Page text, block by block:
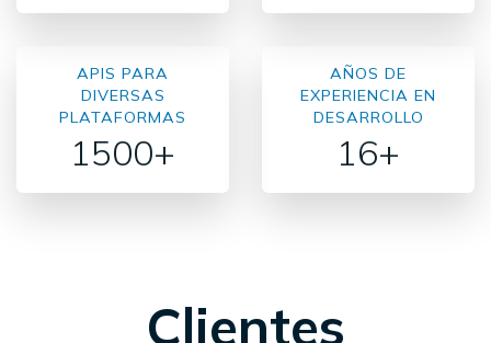
APIS PARA
DIVERSAS
PLATAFORMAS
1500+
AÑOS DE
EXPERIENCIA EN
DESARROLLO
16+
Clientes